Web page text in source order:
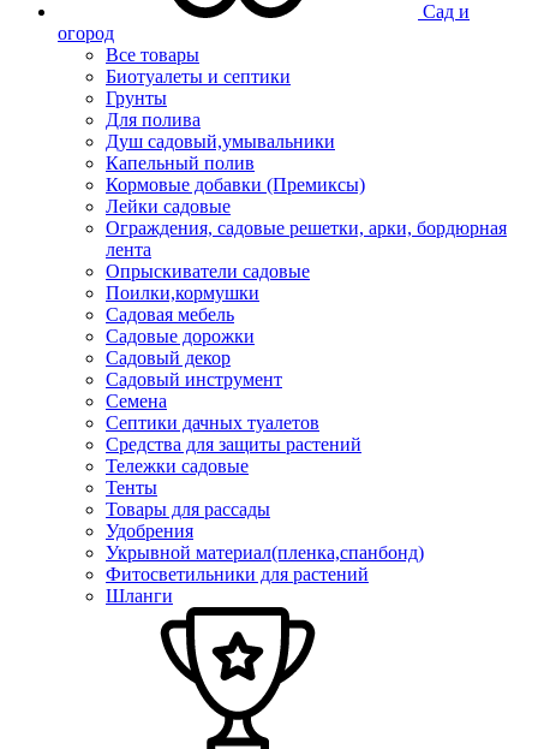
Сад и
огород
Все товары
Биотуалеты и септики
Грунты
Для полива
Душ садовый,умывальники
Капельный полив
Кормовые добавки (Премиксы)
Лейки садовые
Ограждения, садовые решетки, арки, бордюрная
лента
Опрыскиватели садовые
Поилки,кормушки
Садовая мебель
Садовые дорожки
Садовый декор
Садовый инструмент
Семена
Септики дачных туалетов
Средства для защиты растений
Тележки садовые
Тенты
Товары для рассады
Удобрения
Укрывной материал(пленка,спанбонд)
Фитосветильники для растений
Шланги